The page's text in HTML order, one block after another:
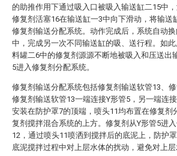
的助推作用下通过吸入口被吸入输送缸二15中
修复剂活塞16在输送缸一3中向下滑动，将输送
修复剂输送分配系统。动作完成后，系统自动
中，完成另一次不同输送缸的吸、送行程。如
料罐二6中的修复剂源源不断地被吸入和压送出
5进入修复剂分配系统。
修复剂输送分配系统包括修复剂输送软管13、
修复剂输送软管13一端连接Y形管5，另一端连
安装在防护罩7的顶端，喷头11均布置在修复剂
复剂搅拌混合系统的上方。修复剂从Y形管5进
12，通过喷头11喷洒到搅拌后的底泥上，防护
底泥搅拌过程中对上层水体的扰动，避免对上层